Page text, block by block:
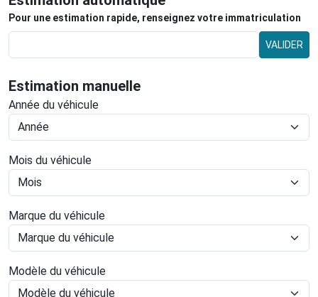
Pour une estimation rapide, renseignez votre immatriculation
VALIDER
Estimation manuelle
Année du véhicule
Mois du véhicule
Marque du véhicule
Modèle du véhicule